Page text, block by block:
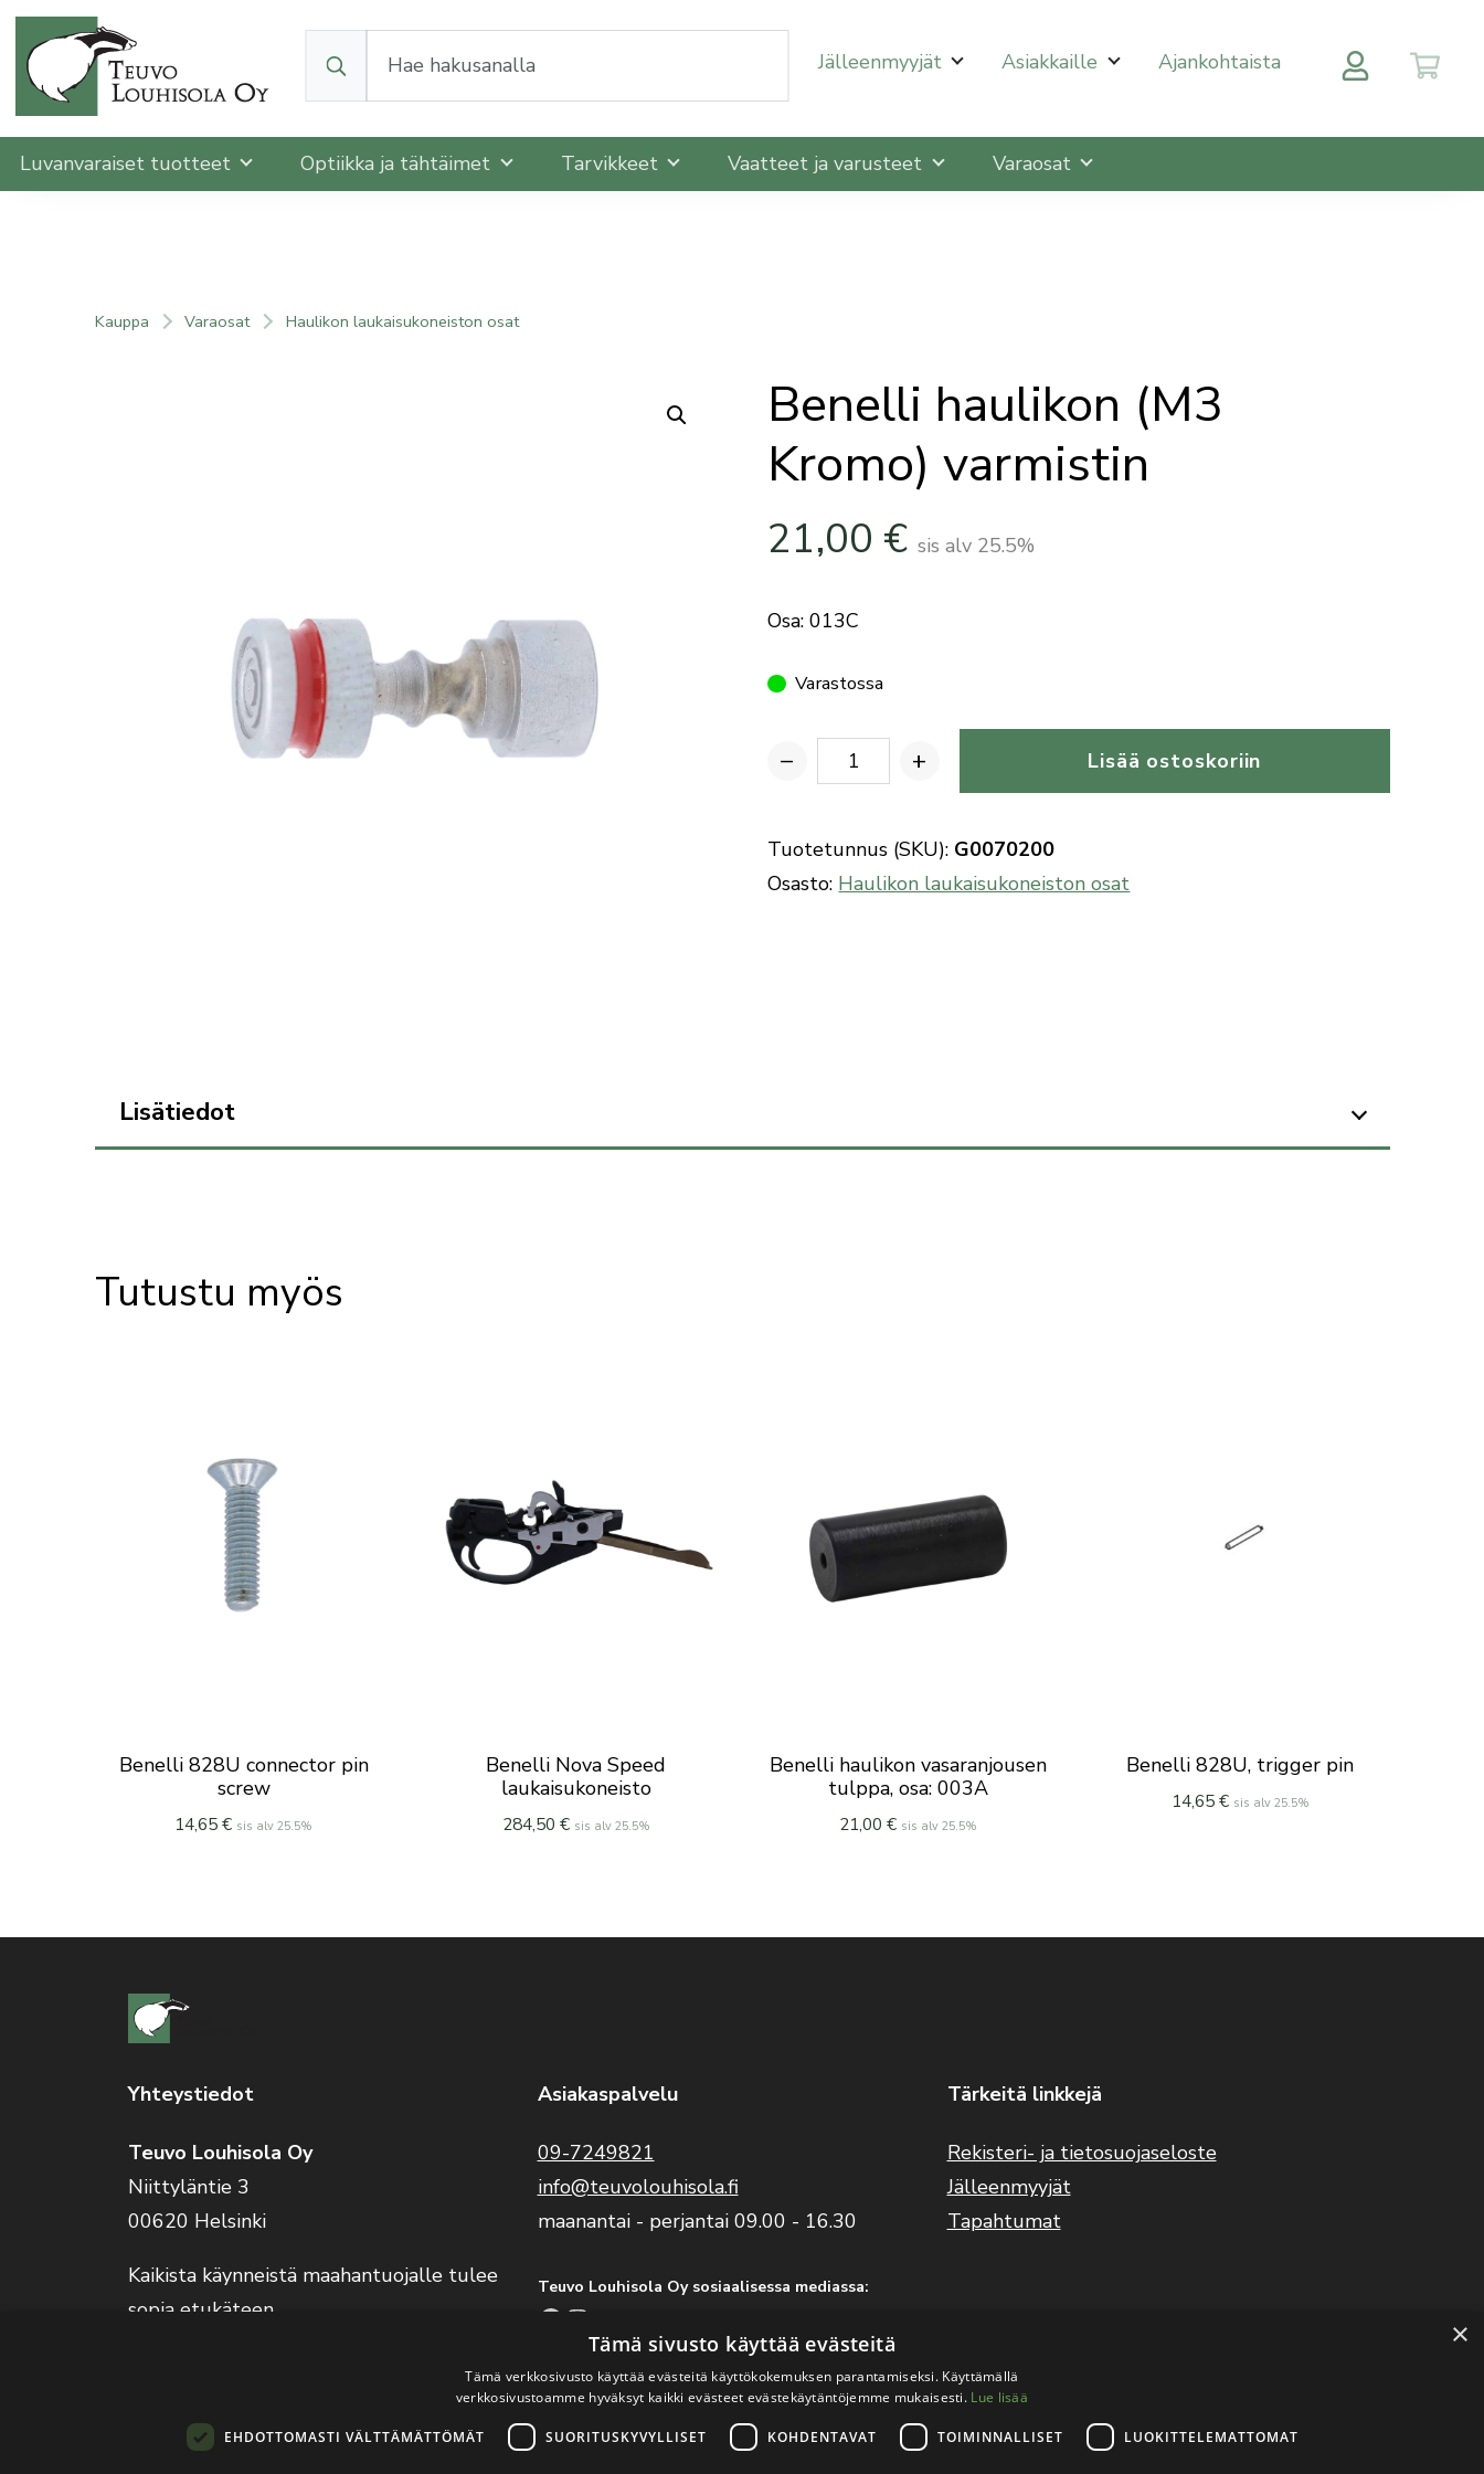
Kun tuloksia tulee, voit selata niitä nuolinäppäimillä ylös ja alas ja siirtyä halutulle sivulle enterin painalluksella.
Jälleenmyyjät Asiakkaille Ajankohtaista
Luvanvaraiset tuotteet Optiikka ja tähtäimet Tarvikkeet Vaatteet ja varusteet Varaosat
Kauppa Varaosat Haulikon laukaisukoneiston osat
Benelli haulikon (M3
Kromo) varmistin
21,00 € sis alv 25.5%
Osa: 013C
Varastossa
−
(M3
Kromo)
+ Lisää ostoskoriin
Tuotetunnus (SKU): G0070200
Osasto: Haulikon laukaisukoneiston osat
Lisätiedot
Tutustu myös
Benelli 828U connector pin
screw
14,65€ sis alv 25.5%
Benelli Nova Speed
laukaisukoneisto
284,50 € sis alv 25.5%
Benelli haulikon vasaranjousen
tulppa, osa: 003A
21,00 € sis alv 25.5%
Benelli 828U, trigger pin
14,65€ sis alv 25.5%
Yhteystiedot
Teuvo Louhisola Oy
Niittyläntie 3
00620 Helsinki
Kaikista käynneistä maahantuojalle tulee
sopia etukäteen.
Asiakaspalvelu
09-7249821
info@teuvolouhisola.fi
maanantai - perjantai 09.00 - 16.30
Teuvo Louhisola Oy sosiaalisessa mediassa:
Facebook Instagram
Benelli Suomi sosiaalisessa mediassa:
Facebook Instagram
Tärkeitä linkkejä
Rekisteri- ja tietosuojaseloste
Jälleenmyyjät
Tapahtumat
×
Tämä sivusto käyttää evästeitä
Tämä verkkosivusto käyttää evästeitä käyttökokemuksen parantamiseksi. Käyttämällä
verkkosivustoamme hyväksyt kaikki evästeet evästekäytäntöjemme mukaisesti. Lue lisää
EHDOTTOMASTI VÄLTTÄMÄTTÖMÄT SUORITUSKYVYLLISET KOHDENTAVAT TOIMINNALLISET LUOKITTELEMATTOMAT